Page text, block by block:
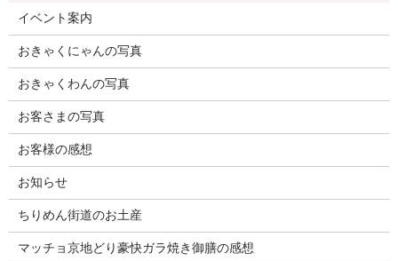
イベント案内
おきゃくにゃんの写真
おきゃくわんの写真
お客さまの写真
お客様の感想
お知らせ
ちりめん街道のお土産
マッチョ京地どり豪快ガラ焼き御膳の感想